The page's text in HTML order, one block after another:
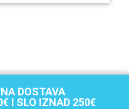
DOSTAVA
I SLO IZNAD 250€